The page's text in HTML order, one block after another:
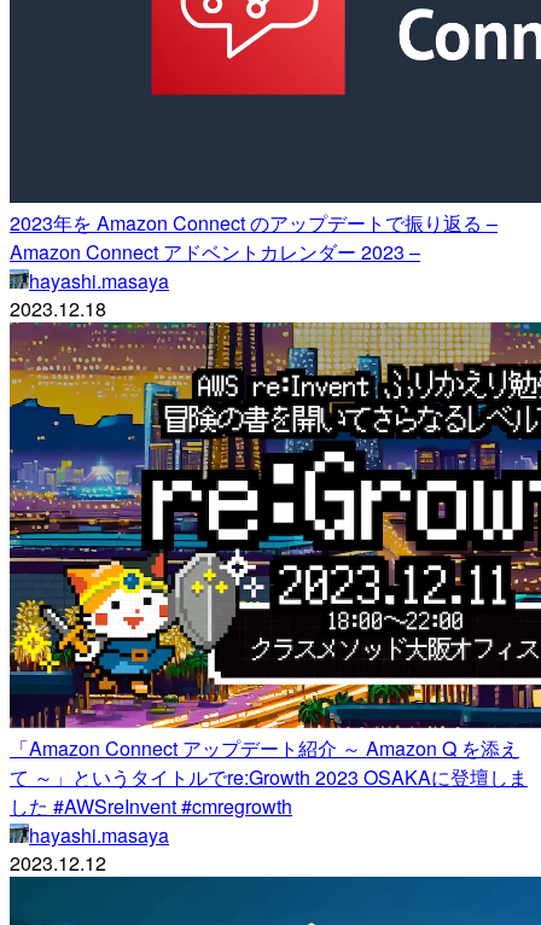
2023年を Amazon Connect のアップデートで振り返る –
Amazon Connect アドベントカレンダー 2023 –
hayashi.masaya
2023.12.18
「Amazon Connect アップデート紹介 ～ Amazon Q を添え
て ～」というタイトルでre:Growth 2023 OSAKAに登壇しま
した #AWSreInvent #cmregrowth
hayashi.masaya
2023.12.12